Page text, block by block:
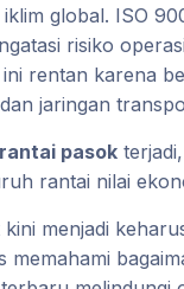
global. ISO
risiko
rentan karena
jaringan
pasok
rantai nilai
kini menjadi
memahami